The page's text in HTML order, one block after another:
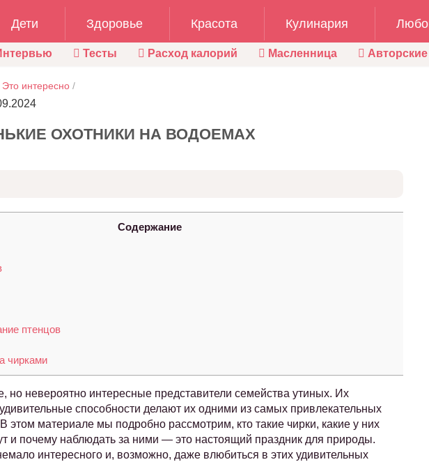
Дети Здоровье Красота Кулинария
Тесты Расход калорий Масленница
Это интересно /
ОХОТНИКИ НА ВОДОЕМАХ
Содержание
птенцов
чирками
но невероятно интересные представители семейства утиных. Их
способности делают их одними из самых привлекательных
этом материале мы подробно рассмотрим, кто такие чирки, какие у них
и почему наблюдать за ними — это настоящий праздник для природы.
интересного и, возможно, даже влюбиться в этих удивительных